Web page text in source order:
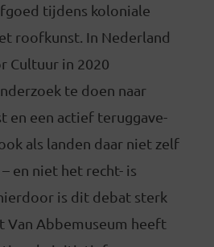
tijdens koloniale
roofkunst. In Nederland
Cultuur in 2020
te doen naar
en een actief teruggave-
als landen daar niet zelf
en niet het recht- is
is dit debat sterk
Van Abbemuseum heeft